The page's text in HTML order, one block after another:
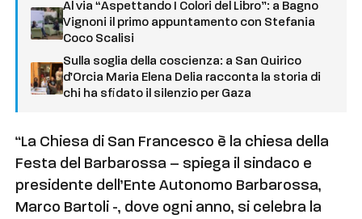
Al via “Aspettando I Colori del Libro”: a Bagno
Vignoni il primo appuntamento con Stefania
Coco Scalisi
Sulla soglia della coscienza: a San Quirico
d’Orcia Maria Elena Delia racconta la storia di
chi ha sfidato il silenzio per Gaza
“La Chiesa di San Francesco è la chiesa della
Festa del Barbarossa – spiega il sindaco e
presidente dell’Ente Autonomo Barbarossa,
Marco Bartoli -, dove ogni anno, si celebra la